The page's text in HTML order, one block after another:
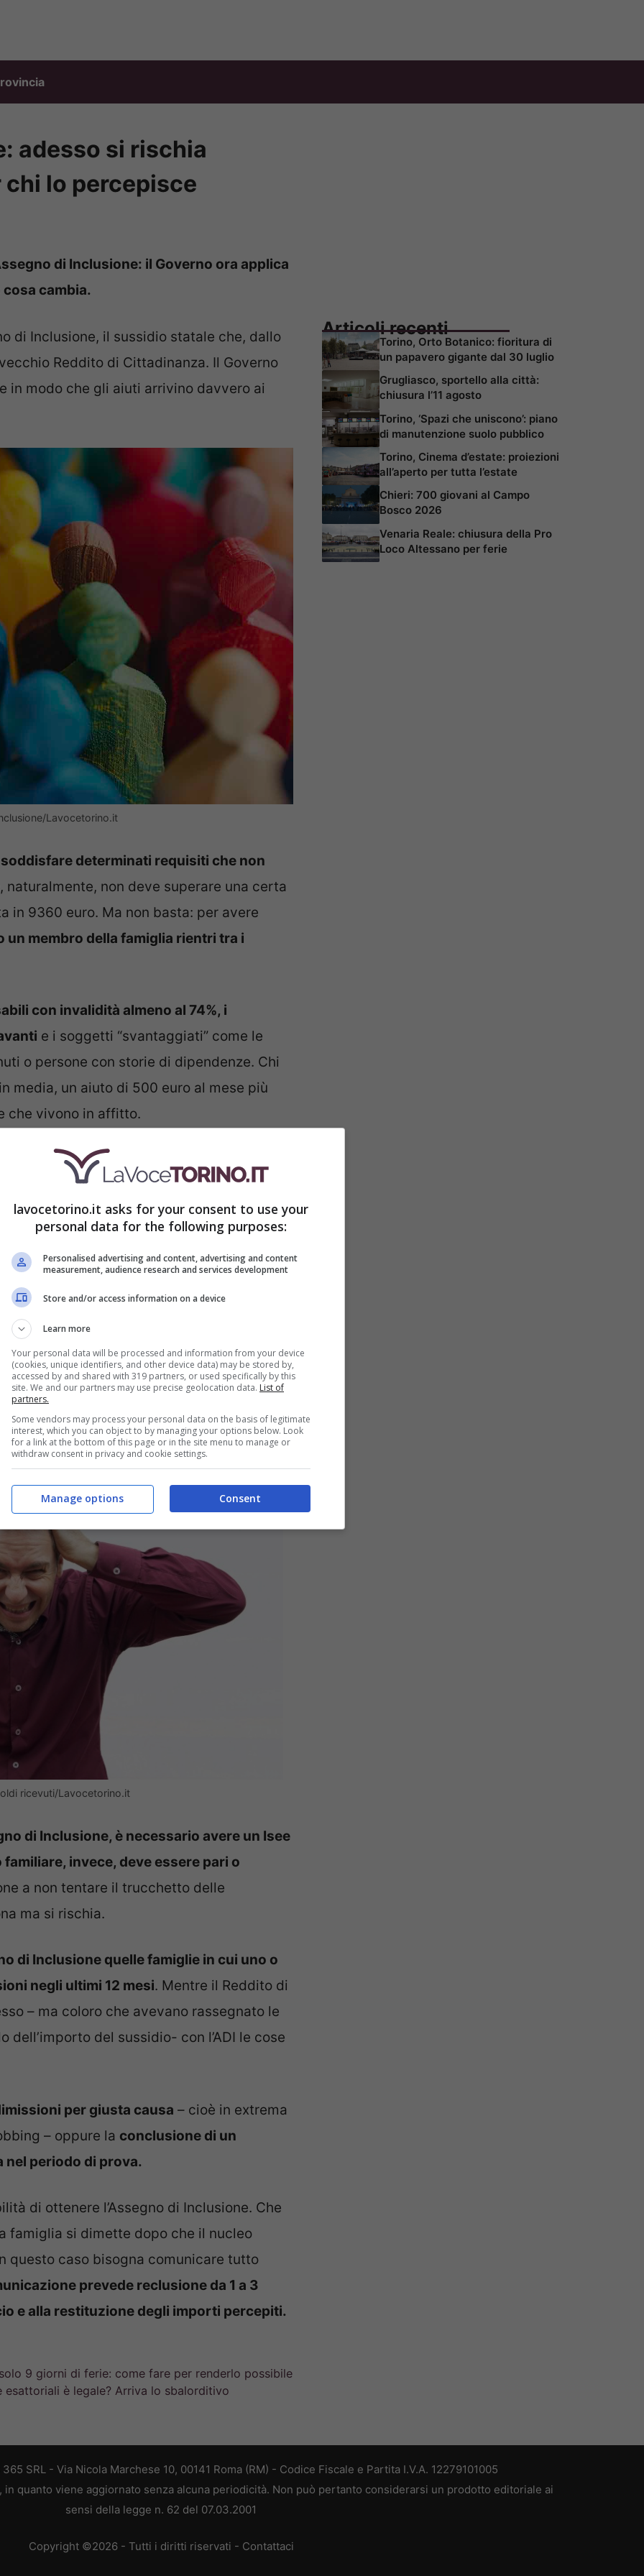
adesso si rischia
lo percepisce
di Inclusione: il Governo ora applica
cambia.
di Inclusione, il sussidio statale che, dallo
Reddito di Cittadinanza. Il Governo
in modo che gli aiuti arrivino davvero ai
Lavocetorino.it
determinati requisiti che non
naturalmente, non deve superare una certa
in 9360 euro. Ma non basta: per avere
un membro della famiglia rientri tra i
con invalidità almeno al 74%, i
e i soggetti “svantaggiati” come le
o persone con storie di dipendenze. Chi
media, un aiuto di 500 euro al mese più
che vivono in affitto.
dilagare di “furbetti”, il Governo ha deciso
quindi, di perdere l’agevolazione. In
una strada “facile”…
dura per chi fa una
per intascarsi l’Assegno di Inclusione. Il
e toglie il sussidio a chi non ha tutte le
a non fare i “furbetti” perché si rischia
ricevuti/Lavocetorino.it
di Inclusione, è necessario avere un Isee
invece, deve essere pari o
a non tentare il trucchetto delle
ma si rischia.
di Inclusione quelle famiglie in cui uno o
negli ultimi 12 mesi. Mentre il Reddito di
– ma coloro che avevano rassegnato le
del sussidio- con l’ADI le cose
per giusta causa – cioè in extrema
– oppure la conclusione di un
nel periodo di prova.
di ottenere l’Assegno di Inclusione. Che
famiglia si dimette dopo che il nucleo
questo caso bisogna comunicare tutto
prevede reclusione da 1 a 3
e alla restituzione degli importi percepiti.
9 giorni di ferie: come fare per renderlo possibile
è legale? Arriva lo sbalorditivo
Articoli recenti
Torino, Orto Botanico: fioritura di
un papavero gigante dal 30 luglio
Grugliasco, sportello alla città:
chiusura l’11 agosto
Torino, ‘Spazi che uniscono’: piano
di manutenzione suolo pubblico
Torino, Cinema d’estate: proiezioni
all’aperto per tutta l’estate
Chieri: 700 giovani al Campo
Bosco 2026
Venaria Reale: chiusura della Pro
Loco Altessano per ferie
SRL - Via Nicola Marchese 10, 00141 Roma (RM) - Codice Fiscale e Partita I.V.A. 12279101005
quanto viene aggiornato senza alcuna periodicità. Non può pertanto considerarsi un prodotto editoriale ai
sensi della legge n. 62 del 07.03.2001
Copyright ©2026 - Tutti i diritti riservati - Contattaci
lavocetorino.it asks for your consent to use your
personal data for the following purposes:
Personalised advertising and content, advertising and content
measurement, audience research and services development
Store and/or access information on a device
Learn more
Your personal data will be processed and information from your device
(cookies, unique identifiers, and other device data) may be stored by,
accessed by and shared with 319 partners, or used specifically by this
site. We and our partners may use precise geolocation data. List of
partners.
Some vendors may process your personal data on the basis of legitimate
interest, which you can object to by managing your options below. Look
for a link at the bottom of this page or in the site menu to manage or
withdraw consent in privacy and cookie settings.
Consent
Manage options